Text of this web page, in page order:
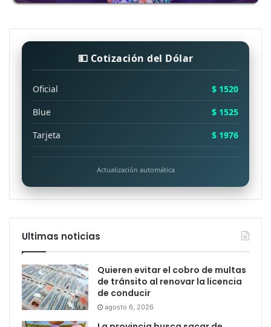
💵 Cotización del Dólar
Oficial
$ 1520
Blue
$ 1525
Tarjeta
$ 1976
Actualización automática
Ultimas noticias
Quieren evitar el cobro de multas
de tránsito al renovar la licencia
de conducir
agosto 6, 2026